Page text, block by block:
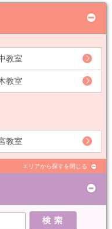
教室
教室
教室
エリアから探すを閉じる